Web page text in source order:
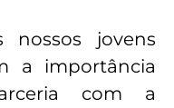
nossos jovens
a importância
com a